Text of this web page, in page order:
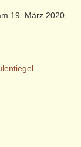
19. März 2020,